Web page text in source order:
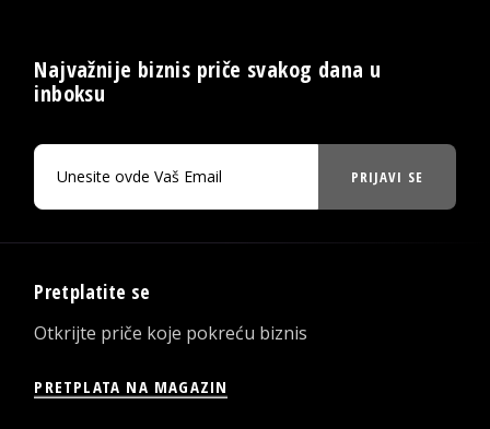
Najvažnije biznis priče svakog dana u
inboksu
PRIJAVI SE
Pretplatite se
Otkrijte priče koje pokreću biznis
PRETPLATA NA MAGAZIN